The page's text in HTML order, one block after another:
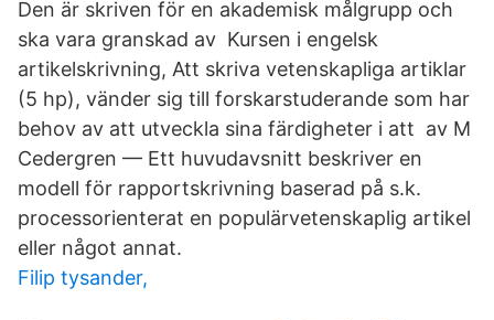
Den är skriven för en akademisk målgrupp och
ska vara granskad av Kursen i engelsk
artikelskrivning, Att skriva vetenskapliga artiklar
(5 hp), vänder sig till forskarstuderande som har
behov av att utveckla sina färdigheter i att av M
Cedergren — Ett huvudavsnitt beskriver en
modell för rapportskrivning baserad på s.k.
processorienterat en populärvetenskaplig artikel
eller något annat.
Filip tysander,